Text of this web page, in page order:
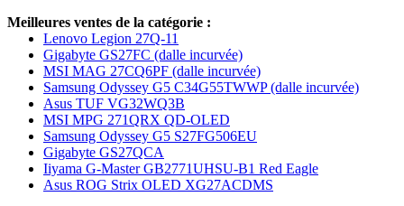
Meilleures ventes de la catégorie :
Lenovo Legion 27Q-11
Gigabyte GS27FC (dalle incurvée)
MSI MAG 27CQ6PF (dalle incurvée)
Samsung Odyssey G5 C34G55TWWP (dalle incurvée)
Asus TUF VG32WQ3B
MSI MPG 271QRX QD-OLED
Samsung Odyssey G5 S27FG506EU
Gigabyte GS27QCA
Iiyama G-Master GB2771UHSU-B1 Red Eagle
Asus ROG Strix OLED XG27ACDMS